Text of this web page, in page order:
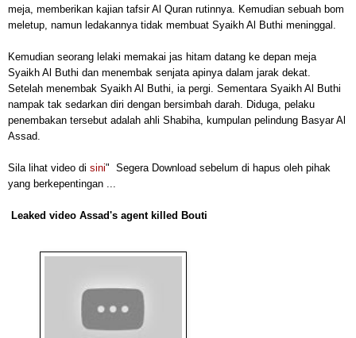
meja, memberikan kajian tafsir Al Quran rutinnya. Kemudian sebuah bom
meletup, namun ledakannya tidak membuat Syaikh Al Buthi meninggal.
Kemudian seorang lelaki memakai jas hitam datang ke depan meja
Syaikh Al Buthi dan menembak senjata apinya dalam jarak dekat.
Setelah menembak Syaikh Al Buthi, ia pergi. Sementara Syaikh Al Buthi
nampak tak sedarkan diri dengan bersimbah darah. Diduga, pelaku
penembakan tersebut adalah ahli Shabiha, kumpulan pelindung Basyar Al
Assad.
Sila lihat video di sini" Segera Download sebelum di hapus oleh pihak
yang berkepentingan ...
Leaked video Assad's agent killed Bouti